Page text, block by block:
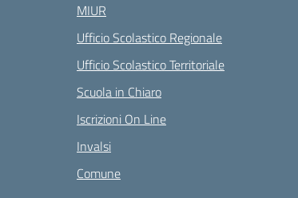
MIUR
Ufficio Scolastico Regionale
Ufficio Scolastico Territoriale
Scuola in Chiaro
Iscrizioni On Line
Invalsi
Comune